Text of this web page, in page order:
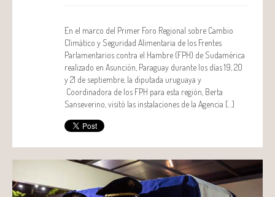
En el marco del Primer Foro Regional sobre Cambio
Climático y Seguridad Alimentaria de los Frentes
Parlamentarios contra el Hambre (FPH) de Sudamérica
realizado en Asunción, Paraguay durante los días 19, 20
y 21 de septiembre, la diputada uruguaya y
Coordinadora de los FPH para esta región, Berta
Sanseverino, visitó las instalaciones de la Agencia […]